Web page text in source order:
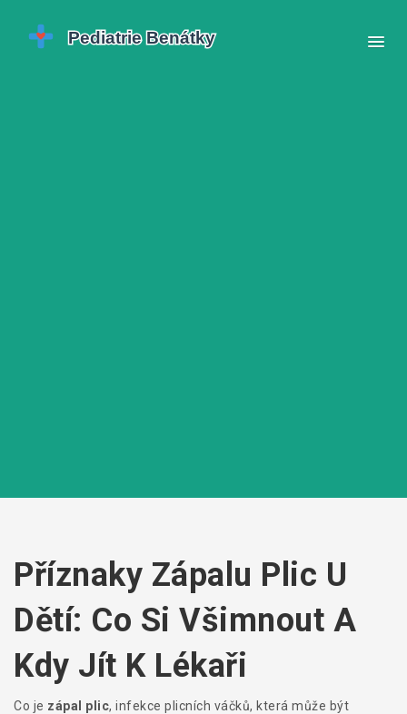
Příznaky Zápalu Plic U
Dětí: Co Si Všimnout A
Kdy Jít K Lékaři
Co je zápal plic, infekce plicních váčků, která může být